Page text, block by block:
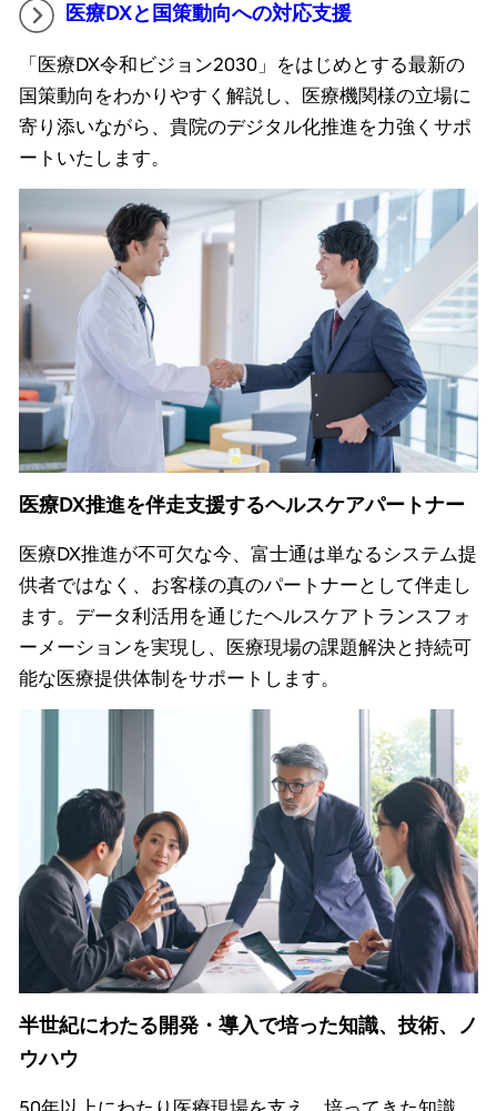
医療DXと国策動向への対応支援
「医療DX令和ビジョン2030」をはじめとする最新の
国策動向をわかりやすく解説し、医療機関様の立場に
寄り添いながら、貴院のデジタル化推進を力強くサポ
ートいたします。
医療DX推進を伴走支援するヘルスケアパートナー
医療DX推進が不可欠な今、富士通は単なるシステム提
供者ではなく、お客様の真のパートナーとして伴走し
ます。データ利活用を通じたヘルスケアトランスフォ
ーメーションを実現し、医療現場の課題解決と持続可
能な医療提供体制をサポートします。
半世紀にわたる開発・導入で培った知識、技術、ノ
ウハウ